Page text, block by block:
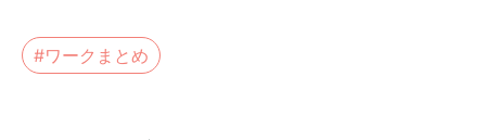
#ワークまとめ